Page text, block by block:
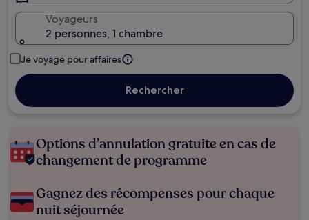
Voyageurs
2 personnes, 1 chambre
Je voyage pour affaires
Rechercher
Options d’annulation gratuite en cas de
changement de programme
Gagnez des récompenses pour chaque
nuit séjournée